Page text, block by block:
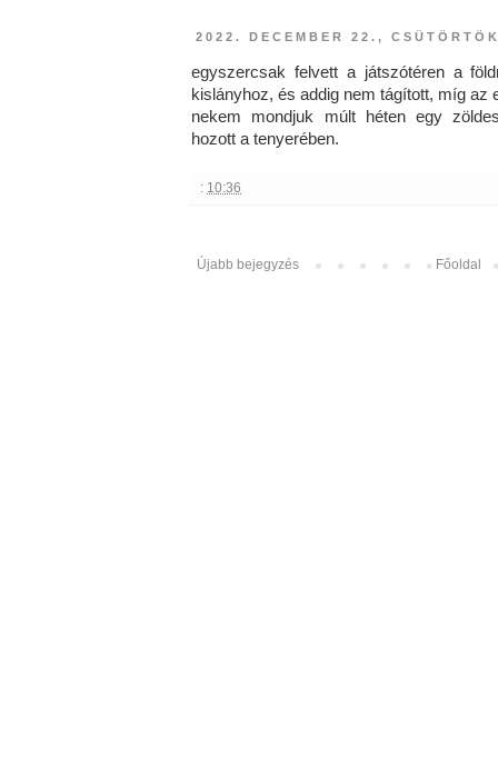
2022. DECEMBER 22.,
egyszercsak felvett a játszótéren a
kislányhoz, és addig nem tágított, míg az
nekem mondjuk múlt héten egy
hozott a tenyerében.
: 10:36
Újabb bejegyzés Főoldal